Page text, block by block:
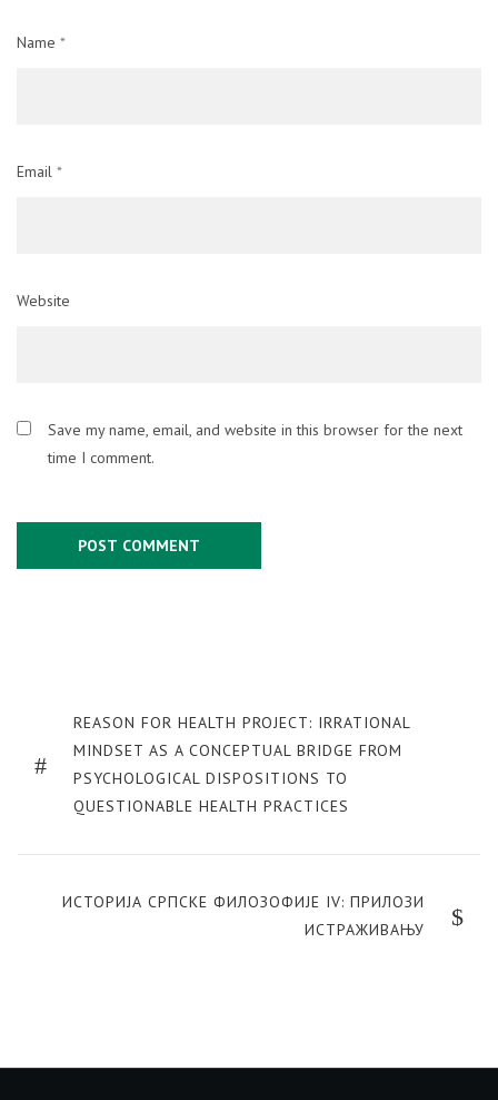
Name *
Email *
Website
Save my name, email, and website in this browser for the next
time I comment.
navigation
PREVIOUS
POST
REASON FOR HEALTH PROJECT: IRRATIONAL
MINDSET AS A CONCEPTUAL BRIDGE FROM
PSYCHOLOGICAL DISPOSITIONS TO
QUESTIONABLE HEALTH PRACTICES
NEXT
ИСТОРИЈА СРПСКЕ ФИЛОЗОФИЈЕ IV: ПРИЛОЗИ
ИСТРАЖИВАЊУ